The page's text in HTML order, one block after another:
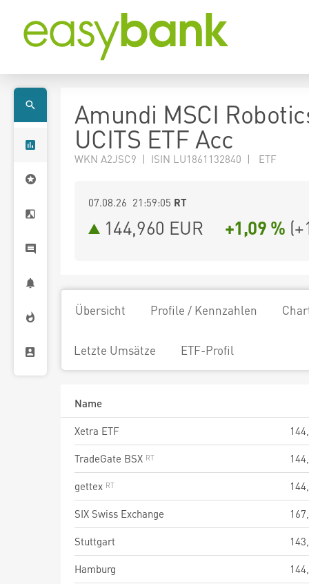
Amundi MSCI
UCITS ETF Acc
WKN A2JSC9 | ISIN LU1861132840 | ETF
07.08.26 21:59:05 RT
144,960 EUR +1,09 % (
Übersicht Profile / Kennzahlen
Letzte Umsätze ETF-Profil
Name
Xetra ETF
TradeGate BSX
gettex
SIX Swiss Exchange
Stuttgart
Hamburg